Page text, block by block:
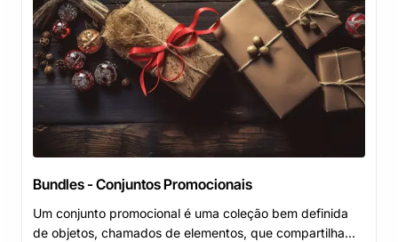
Bundles - Conjuntos Promocionais
Um conjunto promocional é uma coleção bem definida
de objetos, chamados de elementos, que compartilham